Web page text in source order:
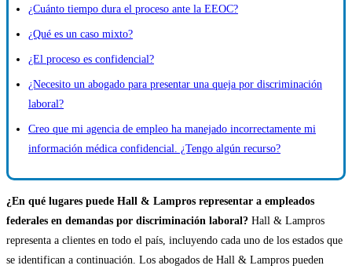
¿Cuánto tiempo dura el proceso ante la EEOC?
¿Qué es un caso mixto?
¿El proceso es confidencial?
¿Necesito un abogado para presentar una queja por discriminación
laboral?
Creo que mi agencia de empleo ha manejado incorrectamente mi
información médica confidencial. ¿Tengo algún recurso?
¿En qué lugares puede Hall & Lampros representar a empleados
federales en demandas por discriminación laboral? Hall & Lampros
representa a clientes en todo el país, incluyendo cada uno de los estados que
se identifican a continuación. Los abogados de Hall & Lampros pueden